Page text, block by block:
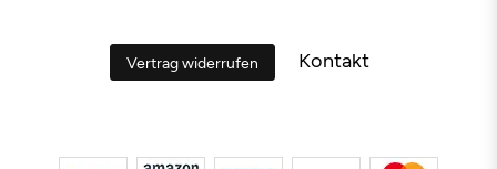
Vertrag widerrufen Kontakt